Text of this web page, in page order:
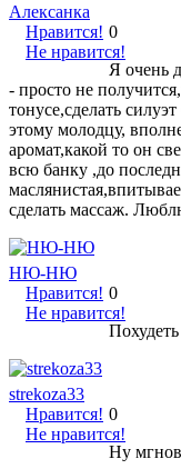
Алексанка
Нравится!
Не нравится!
0
Я очень
- просто не
тонусе,сделать
этому молодцу,
аромат,какой то он
всю банку ,до
сделать массаж.
НЮ-НЮ
Нравится!
Не нравится!
0
strekoza33
Нравится!
Не нравится!
0
Ну